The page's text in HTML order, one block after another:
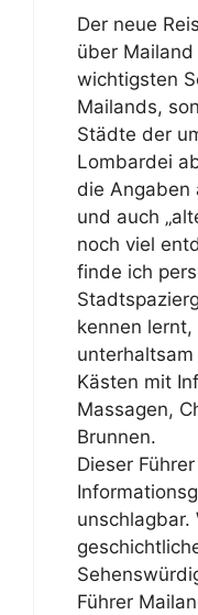
Der neue
über
wichtigsten
Mailands,
Städte der
Lombardei
die Angaben
und auch
noch viel
finde ich
kennen
Kästen mit
Massagen,
Brunnen.
Dieser
unschlagbar.
Führer